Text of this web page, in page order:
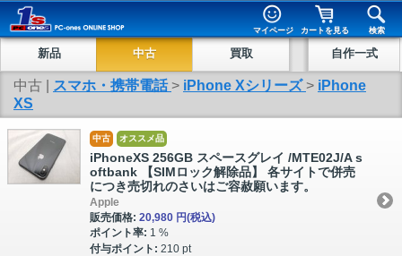
マイページ カートを見る 検索
新品 中古 買取 自作一式
中古 | スマホ・携帯電話 > iPhone Xシリーズ > iPhone
XS
中古 オススメ品
iPhoneXS 256GB スペースグレイ /MTE02J/A s
oftbank 【SIMロック解除品】 各サイトで併売
につき売切れのさいはご容赦願います。
Apple
販売価格: 20,980 円(税込)
ポイント率: 1 %
付与ポイント: 210 pt